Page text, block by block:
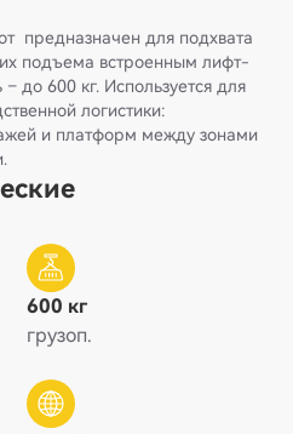
предназначен для подхвата
подъема встроенным лифт-
до 600 кг. Используется для
логистики:
и платформ между зонами
600 кг
грузоп.